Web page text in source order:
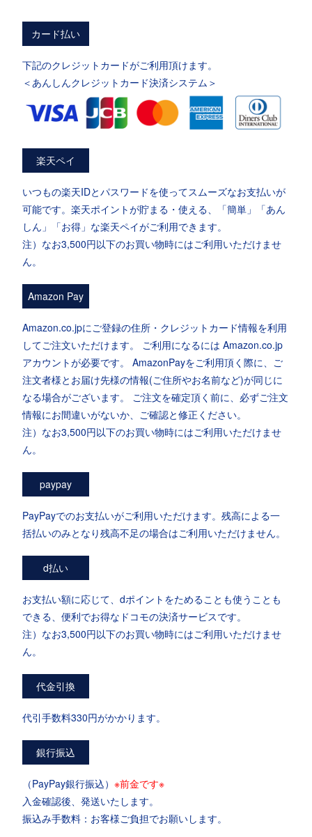
カード払い
下記のクレジットカードがご利用頂けます。
＜あんしんクレジットカード決済システム＞
楽天ペイ
いつもの楽天IDとパスワードを使ってスムーズなお支払いが
可能です。楽天ポイントが貯まる・使える、「簡単」「あん
しん」「お得」な楽天ペイがご利用できます。
注）なお3,500円以下のお買い物時にはご利用いただけませ
ん。
Amazon Pay
Amazon.co.jpにご登録の住所・クレジットカード情報を利用
してご注文いただけます。 ご利用になるには Amazon.co.jp
アカウントが必要です。 AmazonPayをご利用頂く際に、ご
注文者様とお届け先様の情報(ご住所やお名前など)が同じに
なる場合がございます。 ご注文を確定頂く前に、必ずご注文
情報にお間違いがないか、ご確認と修正ください。
注）なお3,500円以下のお買い物時にはご利用いただけませ
ん。
paypay
PayPayでのお支払いがご利用いただけます。残高による一
括払いのみとなり残高不足の場合はご利用いただけません。
d払い
お支払い額に応じて、dポイントをためることも使うことも
できる、便利でお得なドコモの決済サービスです。
注）なお3,500円以下のお買い物時にはご利用いただけませ
ん。
代金引換
代引手数料330円がかかります。
銀行振込
（PayPay銀行振込）※前金です※
入金確認後、発送いたします。
振込み手数料：お客様ご負担でお願いします。